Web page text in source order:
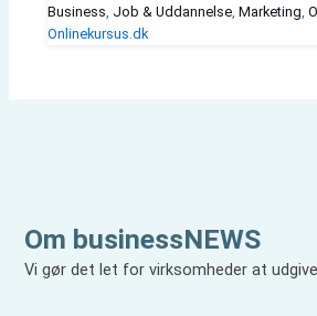
Business Job & Uddannelse, Marketing
Onlinekursus.dk
Om businessNEWS
Vi gør det let for virksomheder at